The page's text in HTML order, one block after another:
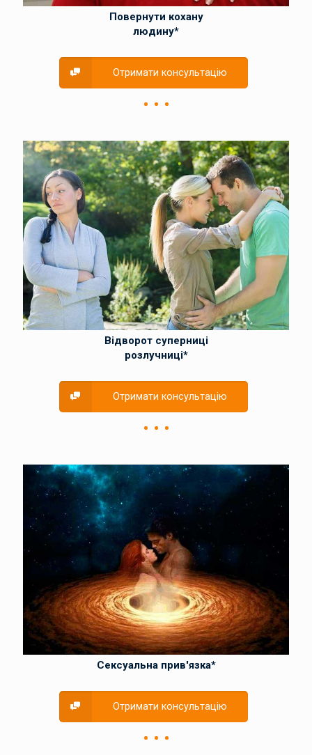
Повернути кохану
людину*
Отримати консультацію
Відворот суперниці
розлучниці*
Отримати консультацію
Сексуальна прив'язка*
Отримати консультацію